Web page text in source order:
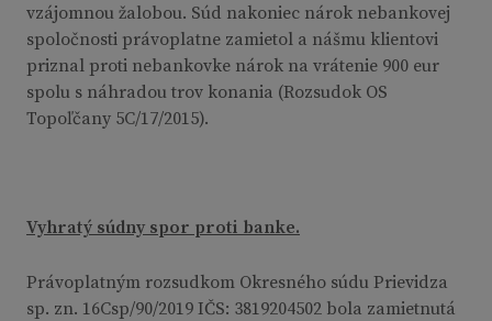
vzájomnou žalobou. Súd nakoniec nárok nebankovej
spoločnosti právoplatne zamietol a nášmu klientovi
priznal proti nebankovke nárok na vrátenie 900 eur
spolu s náhradou trov konania (Rozsudok OS
Topoľčany 5C/17/2015).
Vyhratý súdny spor proti banke.
Právoplatným rozsudkom Okresného súdu Prievidza
sp. zn. 16Csp/90/2019 IČS: 3819204502 bola zamietnutá